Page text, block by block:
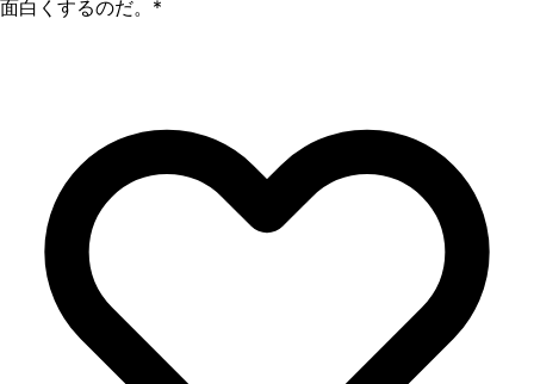
面白くするのだ。*